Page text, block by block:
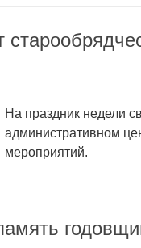
На праздник недели
административном
мероприятий.